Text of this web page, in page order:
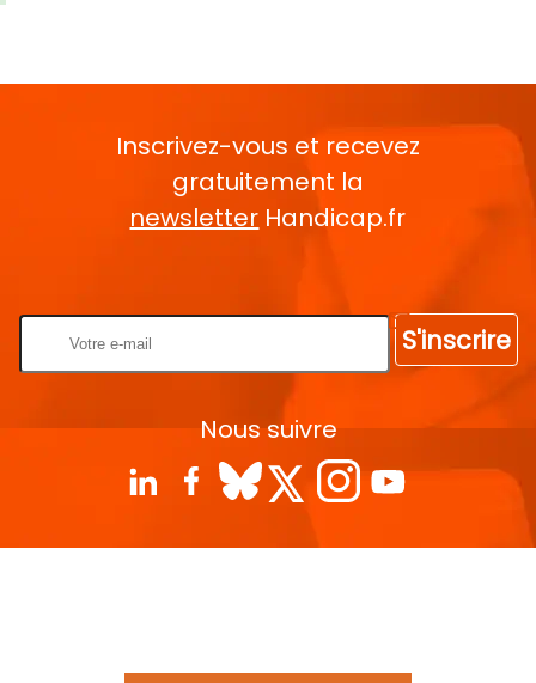
Inscrivez-vous et recevez
gratuitement la
newsletter Handicap.fr
S'inscrire
Nous suivre